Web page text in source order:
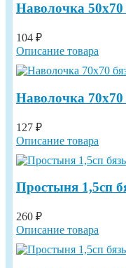
Наволочка 50х70
104 ₽
Описание товара
Наволочка 70х70
127 ₽
Описание товара
Простыня 1,5сп
260 ₽
Описание товара